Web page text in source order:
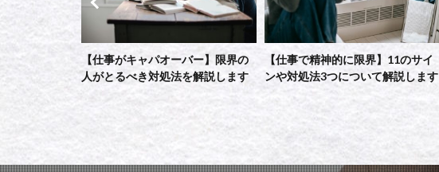
ー】限界の
解説します
【仕事で精神的に限界】11のサイ
ンや対処法3つについて解説します
【経営者・営業職向け】セールス
テック(営業支援ツール)って知って
ますか？～2020年版最新営業～